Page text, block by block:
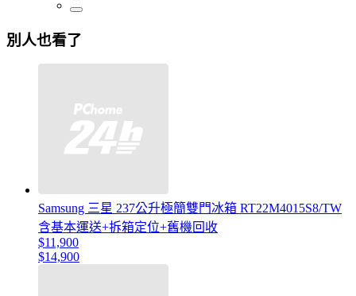
別人也看了
Samsung 三星 237公升極簡雙門冰箱 RT22M4015S8/TW
含基本運送+拆箱定位+舊機回收
$11,900
$14,900